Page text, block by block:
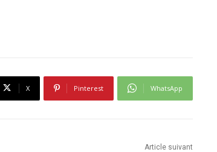
X Pinterest WhatsApp
Article suivant